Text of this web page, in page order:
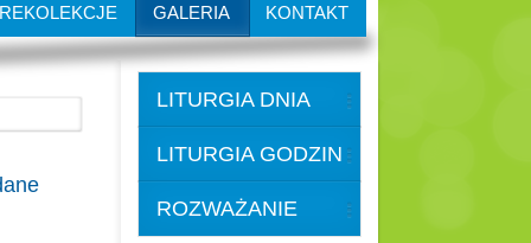
GALERIA KONTAKT
LITURGIA DNIA
LITURGIA GODZIN
ROZWAŻANIE